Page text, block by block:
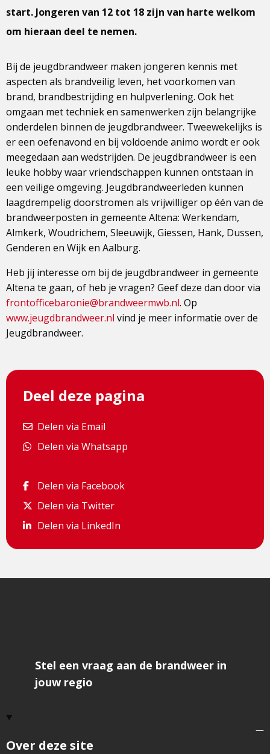
start. Jongeren van 12 tot 18 zijn van harte welkom
om hieraan deel te nemen.
Bij de jeugdbrandweer maken jongeren kennis met
aspecten als brandveilig leven, het voorkomen van
brand, brandbestrijding en hulpverlening. Ook het
omgaan met techniek en samenwerken zijn belangrijke
onderdelen binnen de jeugdbrandweer. Tweewekelijks is
er een oefenavond en bij voldoende animo wordt er ook
meegedaan aan wedstrijden. De jeugdbrandweer is een
leuke hobby waar vriendschappen kunnen ontstaan in
een veilige omgeving. Jeugdbrandweerleden kunnen
laagdrempelig doorstromen als vrijwilliger op één van de
brandweerposten in gemeente Altena: Werkendam,
Almkerk, Woudrichem, Sleeuwijk, Giessen, Hank, Dussen,
Genderen en Wijk en Aalburg.
Heb jij interesse om bij de jeugdbrandweer in gemeente
Altena te gaan, of heb je vragen? Geef deze dan door via
frontofficebaronie@brandweermwb.nl. Op
www.jeugdbrandweer.nl vind je meer informatie over de
Jeugdbrandweer.
Deel deze pagina
Delen via Email
Delen via Email
Delen via Whatsapp
Delen via Whatsapp
Delen via Facebook
Delen via Facebook
Delen via Twitter
Delen via Twitter
Delen via LinkedIn
Delen via LinkedIn
Over deze site
Stel een vraag aan de brandweer in
jouw regio